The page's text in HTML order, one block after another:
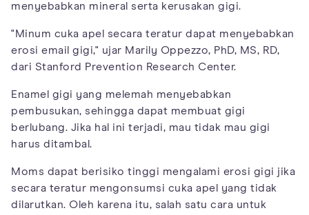
menyebabkan mineral serta kerusakan gigi.
"Minum cuka apel secara teratur dapat menyebabkan
erosi email gigi," ujar Marily Oppezzo, PhD, MS, RD,
dari Stanford Prevention Research Center.
Enamel gigi yang melemah menyebabkan
pembusukan, sehingga dapat membuat gigi
berlubang. Jika hal ini terjadi, mau tidak mau gigi
harus ditambal.
Moms dapat berisiko tinggi mengalami erosi gigi jika
secara teratur mengonsumsi cuka apel yang tidak
dilarutkan. Oleh karena itu, salah satu cara untuk